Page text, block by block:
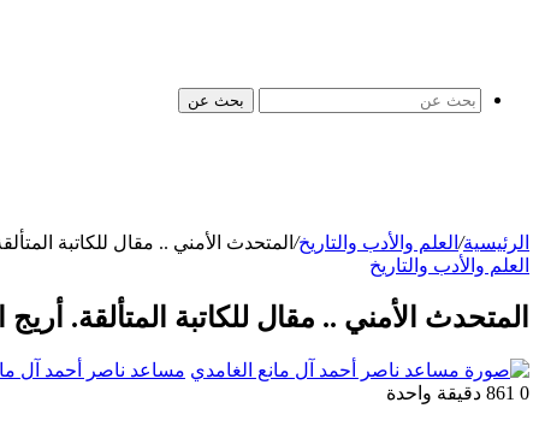
بحث عن
الرئيسية/ العلم والأدب والتاريخ/ المتحدث الأمني .. مقال للكاتبة
العلم والأدب والتاريخ
المتحدث الأمني .. مقال للكاتبة المتألقة.
مساعد ناصر أحمد آل
0
دقيقة واحدة